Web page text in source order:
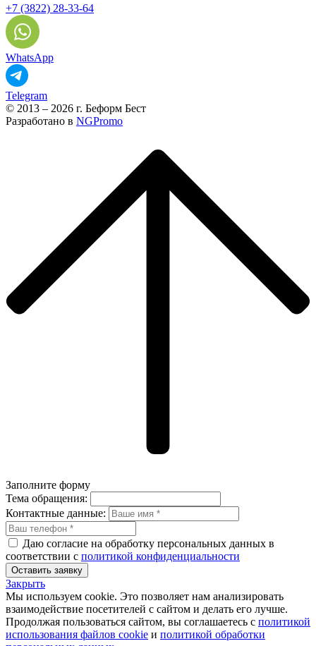
+7 (3822) 28-33-64
WhatsApp
Telegram
© 2013 – 2026 г. Беформ Бест
Разработано в NGPromo
Заполните форму
Тема обращения:
Контактные данные:
Даю согласие на обработку персональных данных в
соответствии с политикой конфиденциальности
Оставить заявку
Закрыть
Мы используем cookie. Это позволяет нам анализировать
взаимодействие посетителей с сайтом и делать его лучше.
Продолжая пользоваться сайтом, вы соглашаетесь с политикой
использования файлов cookie и политикой обработки